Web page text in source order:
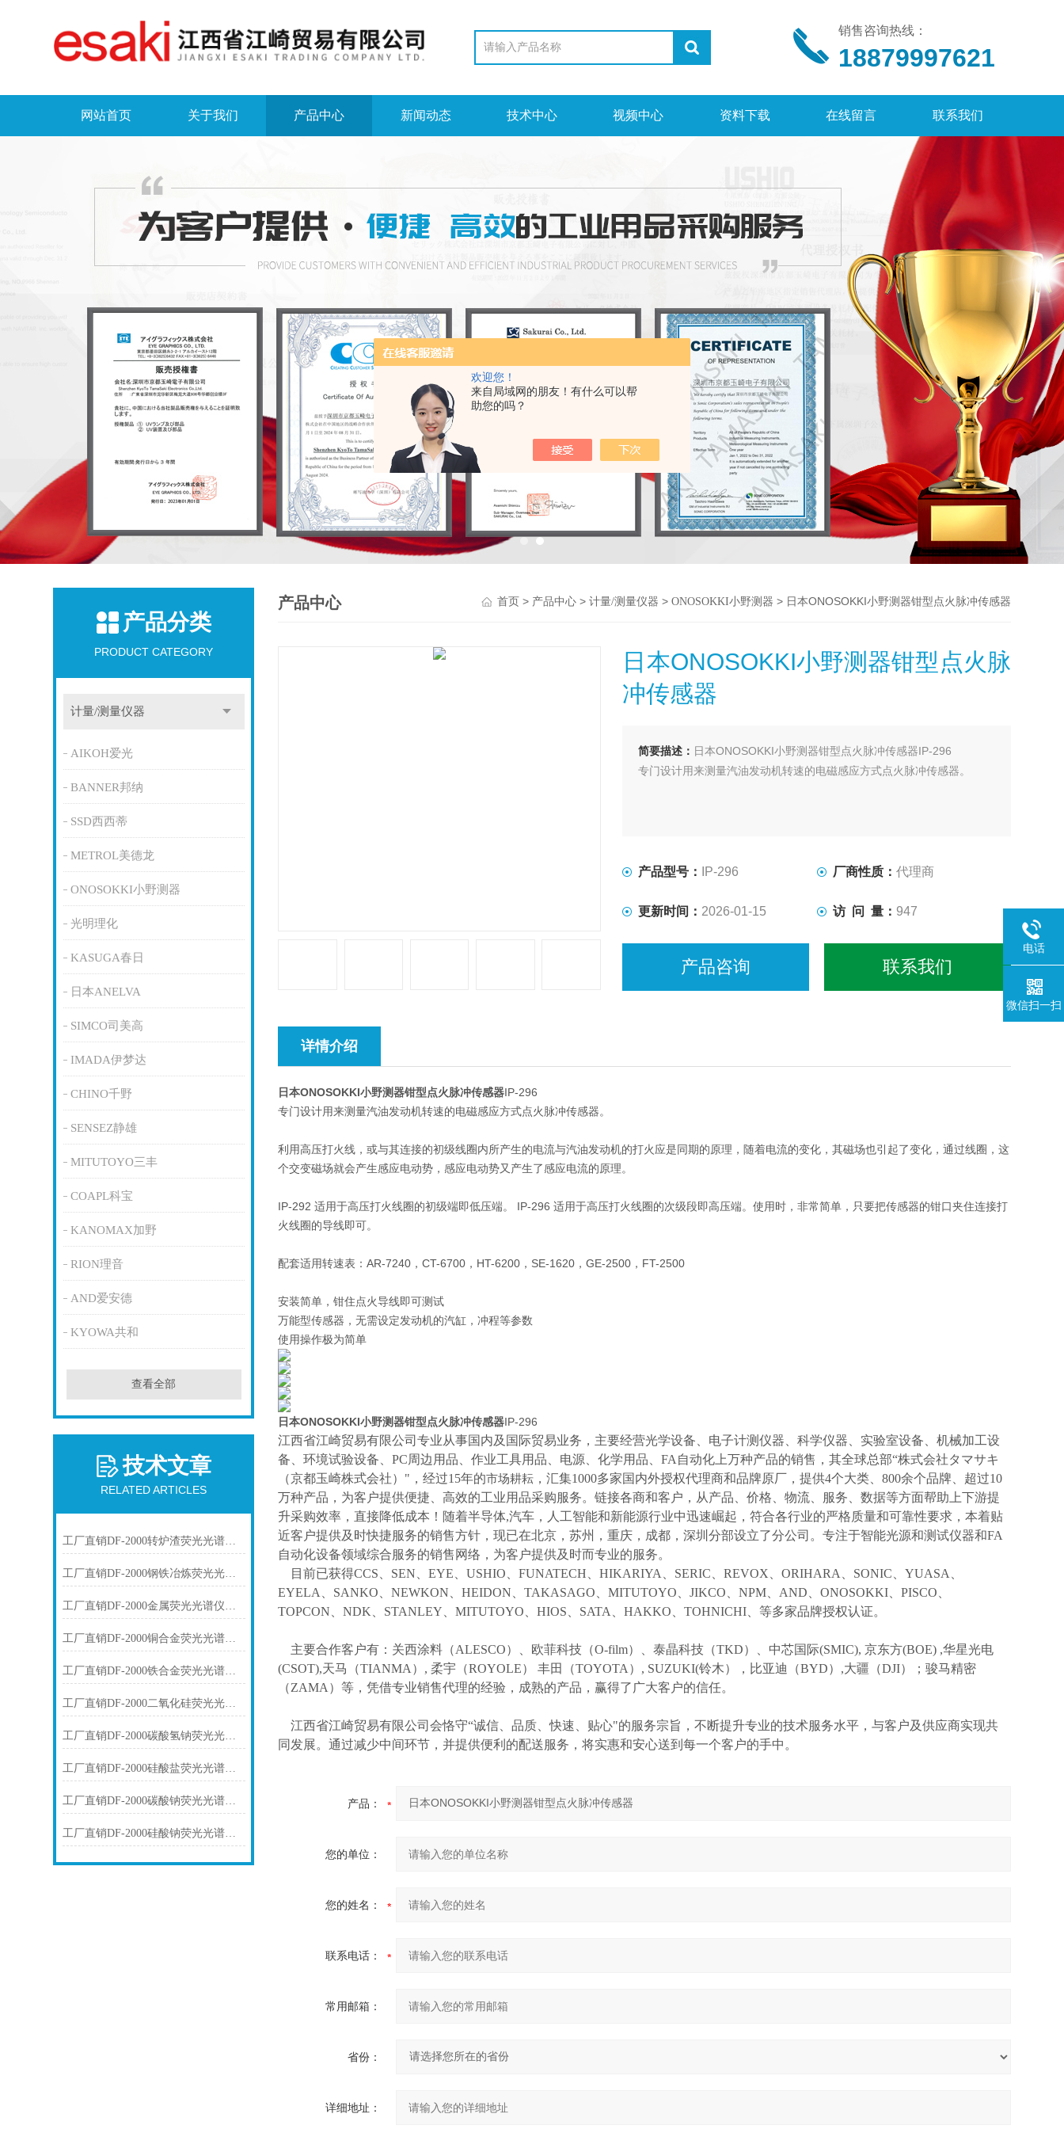
欢迎您！
来自局域网的朋友！有什么可以帮
助您的吗？
销售咨询热线：
18879997621
网站首页 关于我们 产品中心 新闻动态 技术中心 视频中心 资料下载 在线留言 联系我们
产品分类
PRODUCT CATEGORY
计量/测量仪器
AIKOH爱光
BANNER邦纳
SSD西西蒂
METROL美德龙
ONOSOKKI小野测器
光明理化
KASUGA春日
日本ANELVA
SIMCO司美高
IMADA伊梦达
CHINO千野
SENSEZ静雄
MITUTOYO三丰
COAPL科宝
KANOMAX加野
RION理音
AND爱安德
KYOWA共和
查看全部
技术文章
RELATED ARTICLES
工厂直销DF-2000转炉渣荧光光谱仪技术参数
工厂直销DF-2000钢铁冶炼荧光光谱仪技术参数
工厂直销DF-2000金属荧光光谱仪技术参数
工厂直销DF-2000铜合金荧光光谱仪技术参数
工厂直销DF-2000铁合金荧光光谱仪技术参数
工厂直销DF-2000二氧化硅荧光光谱仪技术参数
工厂直销DF-2000碳酸氢钠荧光光谱仪技术参数
工厂直销DF-2000硅酸盐荧光光谱仪技术参数
工厂直销DF-2000碳酸钠荧光光谱仪技术参数
工厂直销DF-2000硅酸钠荧光光谱仪技术参数
产品中心 首页> 产品中心> 计量/测量仪器 > ONOSOKKI小野测器 > 日本ONOSOKKI小野测器钳型点火脉冲传感器
日本ONOSOKKI小野测器钳型点火脉
冲传感器
简要描述： 日本ONOSOKKI小野测器钳型点火脉冲传感器IP-296
专门设计用来测量汽油发动机转速的电磁感应方式点火脉冲传感器。
产品型号： IP-296 厂商性质： 代理商
更新时间： 2026-01-15 访 问 量： 947
产品咨询 联系我们
详情介绍
日本ONOSOKKI小野测器钳型点火脉冲传感器IP-296
专门设计用来测量汽油发动机转速的电磁感应方式点火脉冲传感器。
利用高压打火线，或与其连接的初级线圈内所产生的电流与汽油发动机的打火应是同期的原理，随着电流的变化，其磁场也引起了变化，通过线圈，这
个交变磁场就会产生感应电动势，感应电动势又产生了感应电流的原理。
IP-292 适用于高压打火线圈的初级端即低压端。 IP-296 适用于高压打火线圈的次级段即高压端。使用时，非常简单，只要把传感器的钳口夹住连接打
火线圈的导线即可。
配套适用转速表：AR-7240，CT-6700，HT-6200，SE-1620，GE-2500，FT-2500
安装简单，钳住点火导线即可测试
万能型传感器，无需设定发动机的汽缸，冲程等参数
使用操作极为简单
日本ONOSOKKI小野测器钳型点火脉冲传感器IP-296
江西省江崎贸易有限公司专业从事国内及国际贸易业务，主要经营光学设备、电子计测仪器、科学仪器、实验室设备、机械加工设
备、环境试验设备、PC周边用品、作业工具用品、电源、化学用品、FA自动化上万种产品的销售，其全球总部“株式会社タマサキ
（京都玉崎株式会社）"，经过15年的市场耕耘 ，汇集1000多家国内外授权代理商和品牌原厂，提供4个大类、800余个品牌、超过10
万种产品，为客户提供便捷、高效的工业用品采购服务。链接各商和客户，从产品、价格、物流、服务、数据等方面帮助上下游提
升采购效率，直接降低成本！随着半导体,汽车，人工智能和新能源行业中迅速崛起，符合各行业的严格质量和可靠性要求，本着贴
近客户提供及时快捷服务的销售方针，现已在北京，苏州，重庆，成都，深圳分部设立了分公司。专注于智能光源和测试仪器和FA
自动化设备领域综合服务的销售网络，为客户提供及时而专业的服务。
目前已获得CCS、SEN、EYE、USHIO、FUNATECH、HIKARIYA、SERIC、REVOX、ORIHARA、SONIC、YUASA、
EYELA、SANKO、NEWKON、HEIDON、TAKASAGO、MITUTOYO、JIKCO、NPM、AND、ONOSOKKI、PISCO、
TOPCON、NDK、STANLEY、MITUTOYO、HIOS、SATA、HAKKO、TOHNICHI、等多家品牌授权认证。
主要合作客户有：关西涂料（ALESCO）、欧菲科技（O-film）、泰晶科技（TKD）、中芯国际(SMIC), 京东方(BOE) ,华星光电
(CSOT),天马（TIANMA）, 柔宇（ROYOLE） 丰田（TOYOTA）, SUZUKI(铃木），比亚迪（BYD）,大疆（DJI）；骏马精密
（ZAMA）等，凭借专业销售代理的经验，成熟的产品，赢得了广大客户的信任。
江西省江崎贸易有限公司会恪守“诚信、品质、快速、贴心"的服务宗旨，不断提升专业的技术服务水平，与客户及供应商实现共
同发展。通过减少中间环节，并提供便利的配送服务，将实惠和安心送到每一个客户的手中。
产品：
您的单位：
您的姓名：
联系电话：
常用邮箱：
省份：
详细地址：
电话
微信扫一扫